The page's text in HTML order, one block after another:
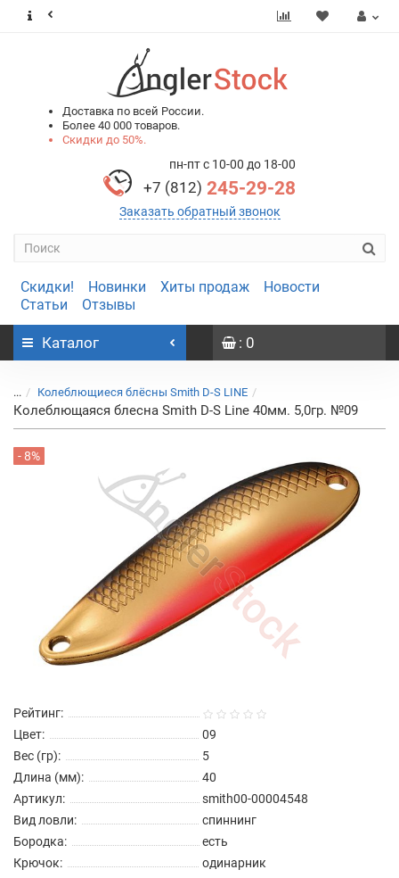
Доставка по всей России.
Более 40 000 товаров.
Скидки до 50%.
пн-пт с 10-00 до 18-00
+7 (812) 245-29-28
Заказать обратный звонок
Скидки! Новинки Хиты продаж
Новости
Статьи
Отзывы
Каталог : 0
... Колеблющиеся блёсны Smith D-S LINE
Колеблющаяся блесна Smith D-S Line 40мм. 5,0гр. №09
- 8%
Рейтинг:
Цвет:
09
Вес (гр):
5
Длина (мм):
40
Артикул:
smith00-00004548
Вид ловли:
спиннинг
Бородка:
есть
Крючок:
одинарник